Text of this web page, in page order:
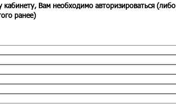
Вам необходимо авторизироваться (либо
ранее)